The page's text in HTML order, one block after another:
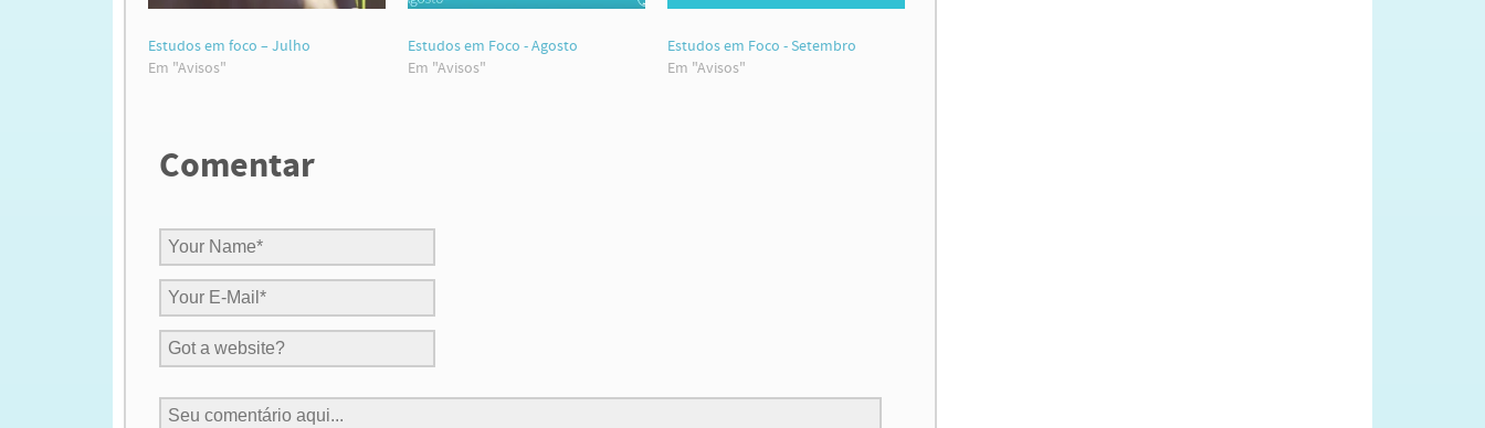
Estudos em foco – Julho
Em "Avisos"
Estudos em Foco - Agosto
Em "Avisos"
Estudos em Foco - Setembro
Em "Avisos"
Comentar